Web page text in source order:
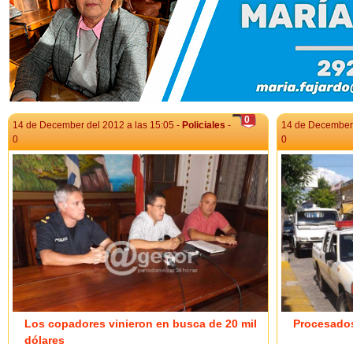
0
14 de December del 2012 a las 15:05 - Policiales -
0
Los copadores vinieron en busca de 20 mil
dólares
14 de
0